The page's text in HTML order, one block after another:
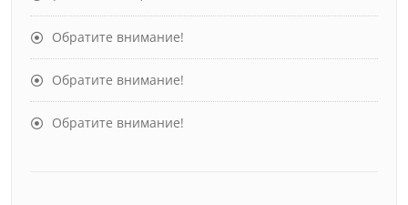
Обратите внимание!
Обратите внимание!
Обратите внимание!